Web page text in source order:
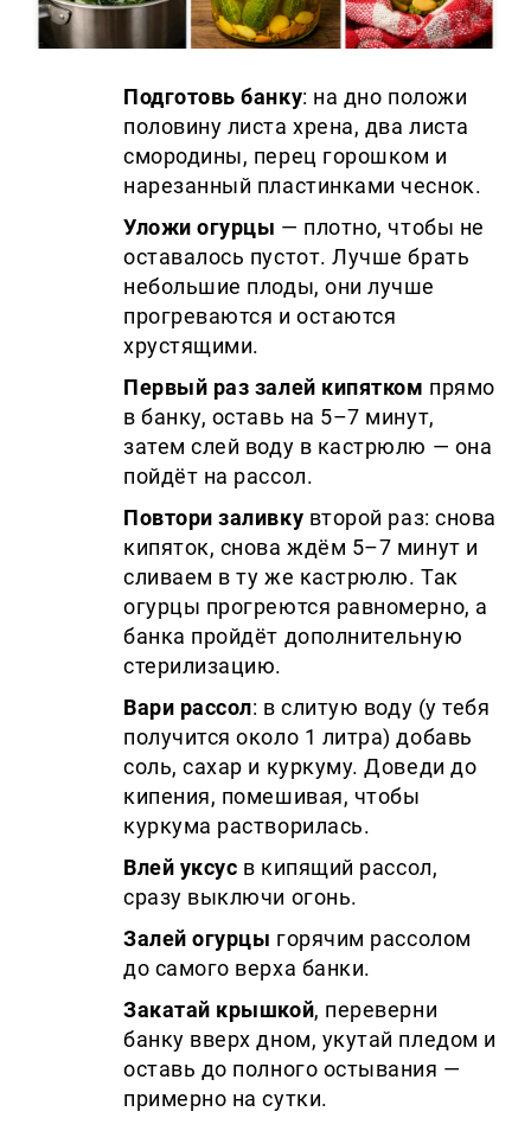
Подготовь банку: на дно положи
половину листа хрена, два листа
смородины, перец горошком и
нарезанный пластинками чеснок.
Уложи огурцы — плотно, чтобы не
оставалось пустот. Лучше брать
небольшие плоды, они лучше
прогреваются и остаются
хрустящими.
Первый раз залей кипятком прямо
в банку, оставь на 5–7 минут,
затем слей воду в кастрюлю — она
пойдёт на рассол.
Повтори заливку второй раз: снова
кипяток, снова ждём 5–7 минут и
сливаем в ту же кастрюлю. Так
огурцы прогреются равномерно, а
банка пройдёт дополнительную
стерилизацию.
Вари рассол: в слитую воду (у тебя
получится около 1 литра) добавь
соль, сахар и куркуму. Доведи до
кипения, помешивая, чтобы
куркума растворилась.
Влей уксус в кипящий рассол,
сразу выключи огонь.
Залей огурцы горячим рассолом
до самого верха банки.
Закатай крышкой, переверни
банку вверх дном, укутай пледом и
оставь до полного остывания —
примерно на сутки.